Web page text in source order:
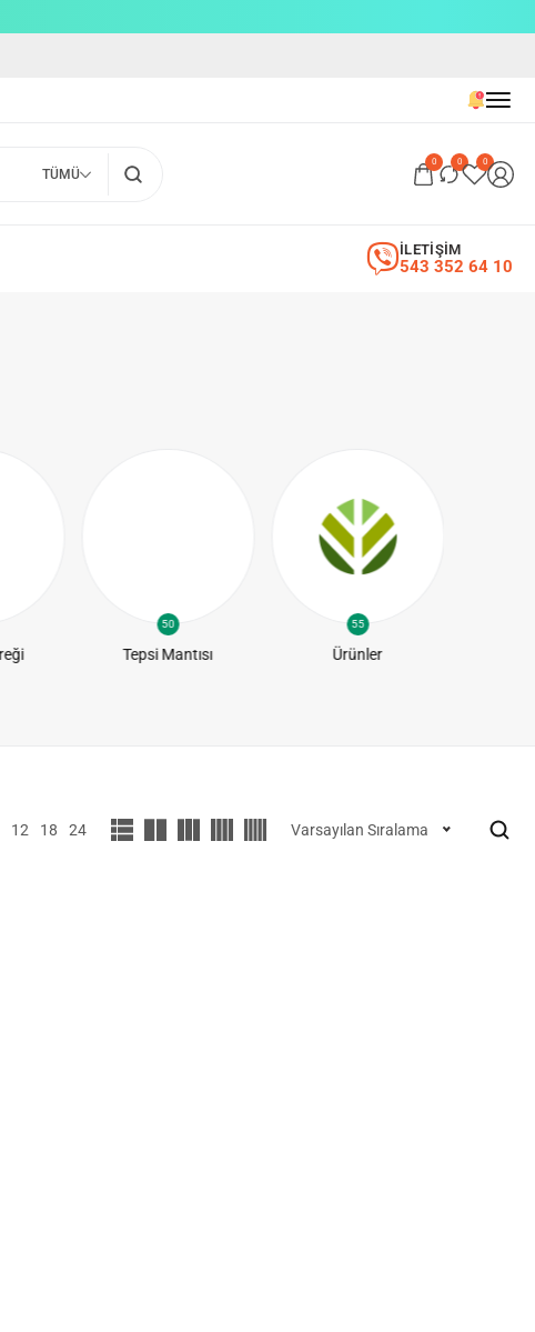
TÜMÜ
0 0 0
543 352 64 10
İLETİŞİM
50
Tepsi Mantısı
55
Ürünler
12 18 24 Varsayılan Sıralama